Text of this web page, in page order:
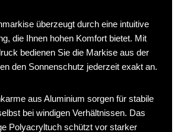
überzeugt durch eine intuitive
die Ihnen hohen Komfort bietet. Mit
bedienen Sie die Markise aus der
den Sonnenschutz jederzeit exakt an.
aus Aluminium sorgen für stabile
bei windigen Verhältnissen. Das
Polyacryltuch schützt vor starker